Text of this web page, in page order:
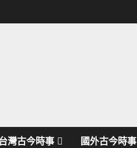
灣古今時事 國外古今時事